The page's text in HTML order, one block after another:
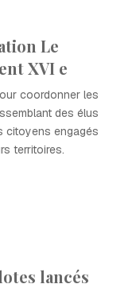
Le
XVI e
coordonner les
des élus
citoyens engagés
territoires.
lancés